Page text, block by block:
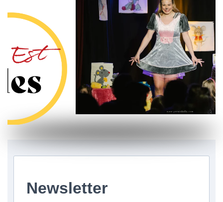
Newsletter